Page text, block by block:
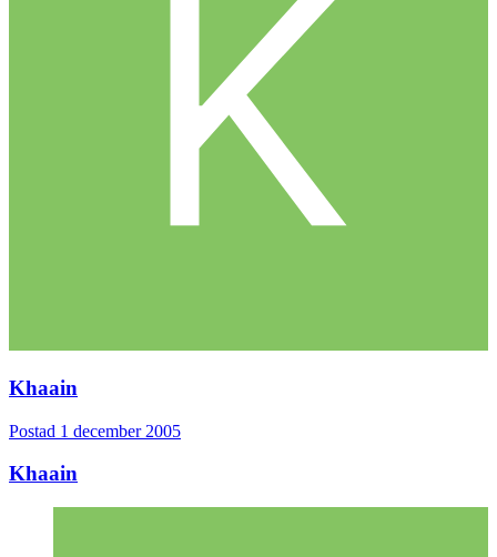
Khaain
Postad 1 december 2005
Khaain